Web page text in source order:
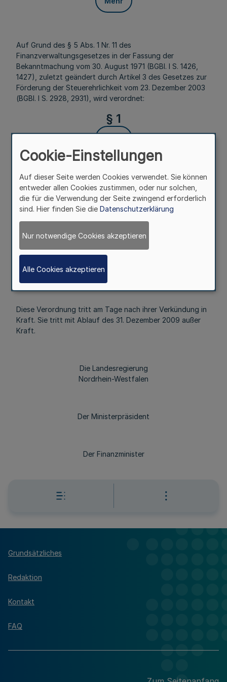
Auf Grund des § 5 Abs. 1 Nr. 11 des
Finanzverwaltungsgesetzes in der Fassung der
Bekanntmachung vom 30. August 1971 (BGBl. I S. 1426,
1427), zuletzt geändert durch Artikel 3 des Gesetzes zur
Förderung der Steuerehrlichkeit vom 23. Dezember 2003
(BGBl. I S. 2928, 2931), wird verordnet:
§ 1
Das Finanzministerium wird ermächtigt, im Benehmen mit
den zuständigen Fachressorts durch Rechtsverordnung
Landesfamilienkassen einzurichten, denen die Aufgaben
nach § 72 Abs. 1 des Einkommensteuergesetzes von
anderen Familienkassen übertragen werden können.
Diese Verordnung tritt am Tage nach ihrer Verkündung in
Kraft. Sie tritt mit Ablauf des 31. Dezember 2009 außer
Kraft.
Die Landesregierung
Nordrhein-Westfalen
Der Ministerpräsident
Der Finanzminister
Grundsätzliches
Redaktion
Kontakt
FAQ
Cookie-Einstellungen
Auf dieser Seite werden Cookies verwendet. Sie können
entweder allen Cookies zustimmen, oder nur solchen,
die für die Verwendung der Seite zwingend erforderlich
sind. Hier finden Sie die Datenschutzerklärung
Nur notwendige Cookies akzeptieren
Alle Cookies akzeptieren